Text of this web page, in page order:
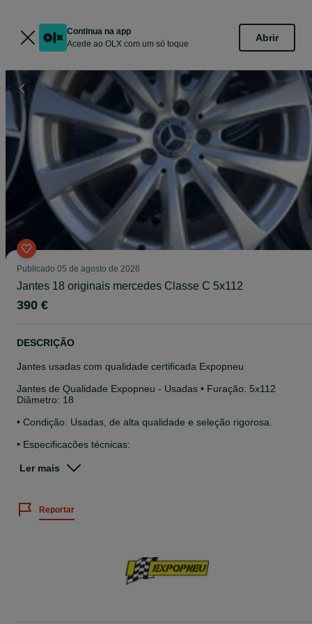
Continua na app
Acede ao OLX com um só toque
Abrir
Publicado 05 de agosto de 2026
Jantes 18 originais mercedes Classe C 5x112
390 €
DESCRIÇÃO
Jantes usadas com qualidade certificada Expopneu
Jantes de Qualidade Expopneu - Usadas • Furação: 5x112
Diâmetro: 18
• Condição: Usadas, de alta qualidade e seleção rigorosa.
• Especificações técnicas:
• Montagem: Não incluída no preço, mas consulte nossos serviços.
Preço com montagem = 450€
com os melhores preços do mercado!
• Imagens reais: Todos os produtos são fotografados em stock
Ler mais
Reportar